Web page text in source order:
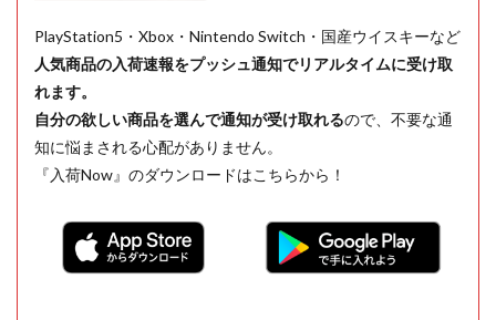
PlayStation5・Xbox・Nintendo Switch・国産ウイスキーなど
人気商品の入荷速報をプッシュ通知でリアルタイムに受け取
れます。
自分の欲しい商品を選んで通知が受け取れるので、不要な通
知に悩まされる心配がありません。
『入荷Now』のダウンロードはこちらから！